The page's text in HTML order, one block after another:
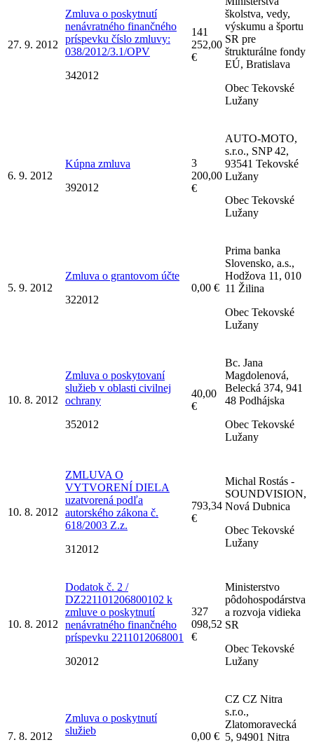
27. 9. 2012
Zmluva o poskytnutí
nenávratného finančného
príspevku číslo zmluvy:
038/2012/3.1/OPV
342012
141
252,00
€
školstva, vedy,
výskumu a športu
SR pre
štrukturálne fondy
EÚ, Bratislava
Obec Tekovské
Lužany
6. 9. 2012
Kúpna zmluva
392012
3
200,00
€
AUTO-MOTO,
s.r.o., SNP 42,
93541 Tekovské
Lužany
Obec Tekovské
Lužany
5. 9. 2012
Zmluva o grantovom účte
322012
0,00 €
Prima banka
Slovensko, a.s.,
Hodžova 11, 010
11 Žilina
Obec Tekovské
Lužany
10. 8. 2012
Zmluva o poskytovaní
služieb v oblasti civilnej
ochrany
352012
40,00
€
Bc. Jana
Magdolenová,
Belecká 374, 941
48 Podhájska
Obec Tekovské
Lužany
10. 8. 2012
ZMLUVA O
VYTVORENÍ DIELA
uzatvorená podľa
autorského zákona č.
618/2003 Z.z.
312012
793,34
€
Michal Rostás -
SOUNDVISION,
Nová Dubnica
Obec Tekovské
Lužany
10. 8. 2012
Dodatok č. 2 /
DZ221101206800102 k
zmluve o poskytnutí
nenávratného finančného
príspevku 2211012068001
302012
327
098,52
€
Ministerstvo
pôdohospodárstva
a rozvoja vidieka
SR
Obec Tekovské
Lužany
7. 8. 2012
Zmluva o poskytnutí
služieb
0,00 €
CZ CZ Nitra
s.r.o.,
Zlatomoravecká
5, 94901 Nitra